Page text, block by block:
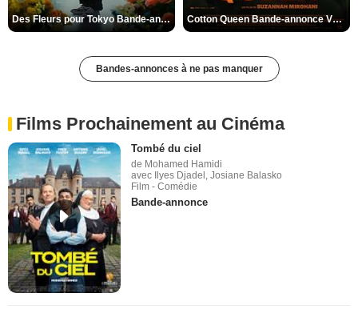
Des Fleurs pour Tokyo Bande-annonce VO STFR Cotton Queen Bande-annonce VO STFR
Bandes-annonces à ne pas manquer
Films Prochainement au Cinéma
Tombé du ciel
de Mohamed Hamidi
avec Ilyes Djadel, Josiane Balasko
Film - Comédie
Bande-annonce